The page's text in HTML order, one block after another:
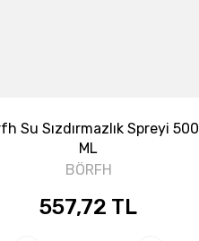
Su Sızdırmazlık Spreyi 500
ML
BÖRFH
557,72 TL